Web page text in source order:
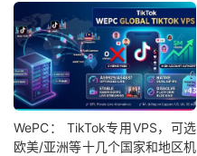
WePC： TikTok专用VPS，可选
欧美/亚洲等十几个国家和地区机